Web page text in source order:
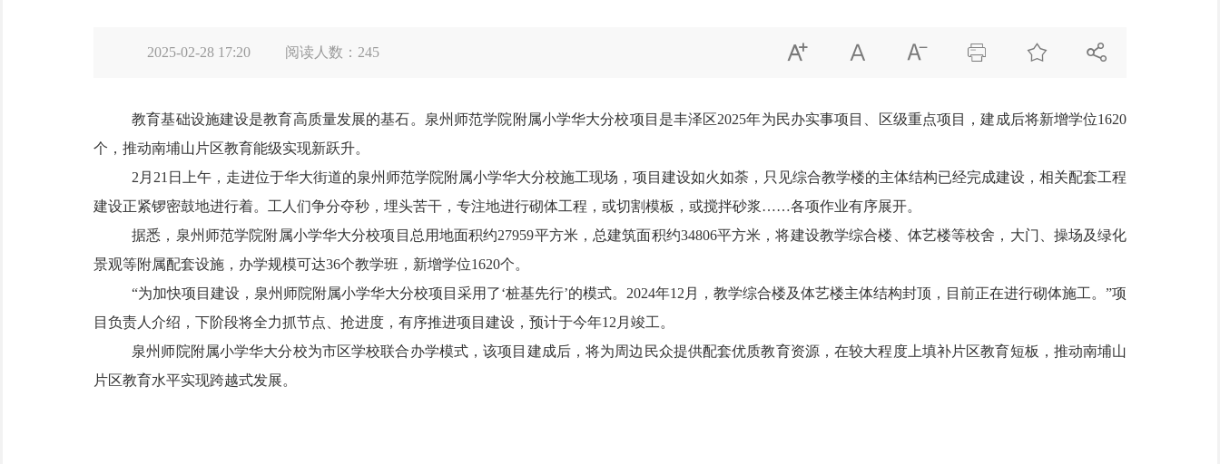
2025-02-28 17:20 阅读人数： 245      
教育基础设施建设是教育高质量发展的基石。泉州师范学院附属小学华大分校项目是丰泽区2025年为民办实事项目、区级重点项目，建成后将新增学位1620
个，推动南埔山片区教育能级实现新跃升。
2月21日上午，走进位于华大街道的泉州师范学院附属小学华大分校施工现场，项目建设如火如荼，只见综合教学楼的主体结构已经完成建设，相关配套工程
建设正紧锣密鼓地进行着。工人们争分夺秒，埋头苦干，专注地进行砌体工程，或切割模板，或搅拌砂浆……各项作业有序展开。
据悉，泉州师范学院附属小学华大分校项目总用地面积约27959平方米，总建筑面积约34806平方米，将建设教学综合楼、体艺楼等校舍，大门、操场及绿化
景观等附属配套设施，办学规模可达36个教学班，新增学位1620个。
“为加快项目建设，泉州师院附属小学华大分校项目采用了‘桩基先行’的模式。2024年12月，教学综合楼及体艺楼主体结构封顶，目前正在进行砌体施工。”项
目负责人介绍，下阶段将全力抓节点、抢进度，有序推进项目建设，预计于今年12月竣工。
泉州师院附属小学华大分校为市区学校联合办学模式，该项目建成后，将为周边民众提供配套优质教育资源，在较大程度上填补片区教育短板，推动南埔山
片区教育水平实现跨越式发展。